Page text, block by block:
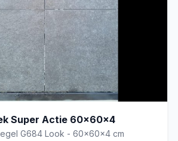
Super Actie 60x60x4
G684 Look - 60x60x4 cm